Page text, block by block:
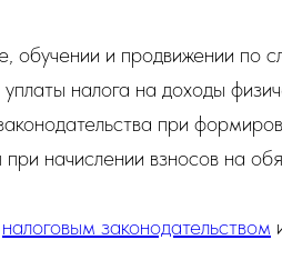
обучении и продвижении по
налога на доходы
при
начислении взносов на
налоговым законодательством